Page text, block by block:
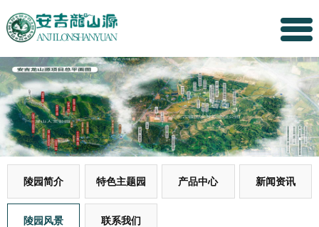
陵园简介 特色主题园 产品中心 新闻资讯
陵园风景 联系我们